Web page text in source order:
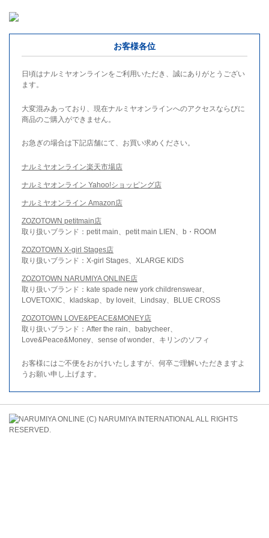
お客様各位
日頃はナルミヤオンラインをご利用いただき、誠にありがとうござい
ます。
大変混みあっており、現在ナルミヤオンラインへのアクセスならびに
商品のご購入ができません。
お急ぎの場合は下記店舗にて、お買い求めください。
ナルミヤオンライン楽天市場店
ナルミヤオンライン Yahoo!ショッピング店
ナルミヤオンライン Amazon店
ZOZOTOWN petitmain店
取り扱いブランド：petit main、petit main LIEN、b・ROOM
ZOZOTOWN X-girl Stages店
取り扱いブランド：X-girl Stages、XLARGE KIDS
ZOZOTOWN NARUMIYA ONLINE店
取り扱いブランド：kate spade new york childrenswear、
LOVETOXIC、kladskap、by loveit、Lindsay、BLUE CROSS
ZOZOTOWN LOVE&PEACE&MONEY店
取り扱いブランド：After the rain、babycheer、
Love&Peace&Money、sense of wonder、キリンのソフィ
お客様にはご不便をおかけいたしますが、何卒ご理解いただきますよ
うお願い申し上げます。